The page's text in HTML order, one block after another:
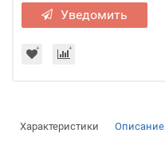
Уведомить
Характеристики Описание